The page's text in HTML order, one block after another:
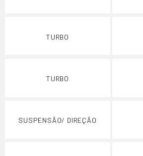
TURBO
TURBO
SUSPENSÃO/ DIREÇÃO